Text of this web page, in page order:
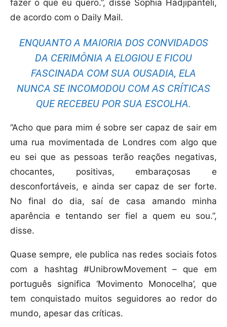
fazer o que eu quero.”, disse Sophia Hadjipanteli,
de acordo com o Daily Mail.
ENQUANTO A MAIORIA DOS CONVIDADOS
DA CERIMÔNIA A ELOGIOU E FICOU
FASCINADA COM SUA OUSADIA, ELA
NUNCA SE INCOMODOU COM AS CRÍTICAS
QUE RECEBEU POR SUA ESCOLHA.
“Acho que para mim é sobre ser capaz de sair em
uma rua movimentada de Londres com algo que
eu sei que as pessoas terão reações negativas,
chocantes, positivas, embaraçosas e
desconfortáveis, e ainda ser capaz de ser forte.
No final do dia, saí de casa amando minha
aparência e tentando ser fiel a quem eu sou.”,
disse.
Quase sempre, ele publica nas redes sociais fotos
com a hashtag #UnibrowMovement – que em
português significa ‘Movimento Monocelha’, que
tem conquistado muitos seguidores ao redor do
mundo, apesar das críticas.